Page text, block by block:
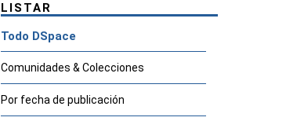
LISTAR
Todo DSpace
Comunidades & Colecciones
Por fecha de publicación